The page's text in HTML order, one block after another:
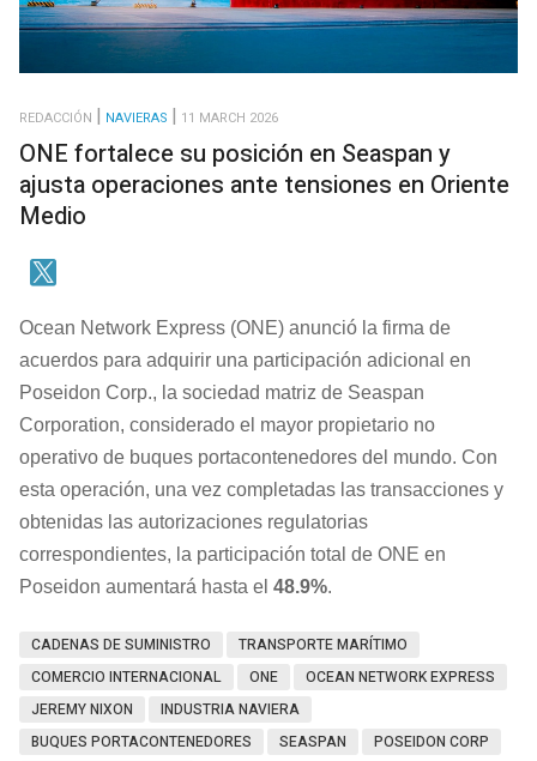
REDACCIÓN NAVIERAS 11 MARCH 2026
ONE fortalece su posición en Seaspan y
ajusta operaciones ante tensiones en Oriente
Medio
Ocean Network Express (ONE) anunció la firma de
acuerdos para adquirir una participación adicional en
Poseidon Corp., la sociedad matriz de Seaspan
Corporation, considerado el mayor propietario no
operativo de buques portacontenedores del mundo. Con
esta operación, una vez completadas las transacciones y
obtenidas las autorizaciones regulatorias
correspondientes, la participación total de ONE en
Poseidon aumentará hasta el 48.9%.
CADENAS DE SUMINISTRO
TRANSPORTE MARÍTIMO
COMERCIO INTERNACIONAL
ONE
OCEAN NETWORK EXPRESS
JEREMY NIXON
INDUSTRIA NAVIERA
BUQUES PORTACONTENEDORES
SEASPAN
POSEIDON CORP